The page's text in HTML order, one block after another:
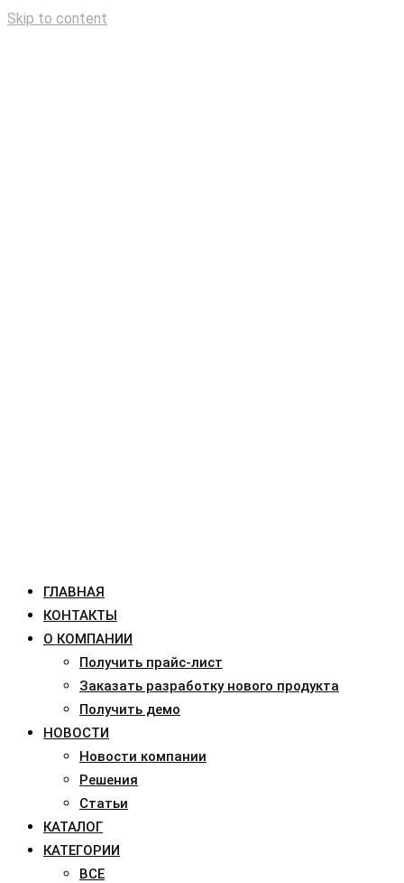
Skip to content
ГЛАВНАЯ
КОНТАКТЫ
О КОМПАНИИ
Получить прайс-лист
Заказать разработку нового продукта
Получить демо
НОВОСТИ
Новости компании
Решения
Статьи
КАТАЛОГ
КАТЕГОРИИ
ВСЕ